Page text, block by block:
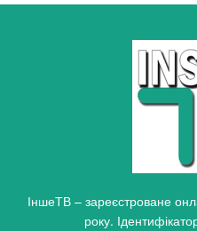
ІншеТВ – зареєстроване
року.